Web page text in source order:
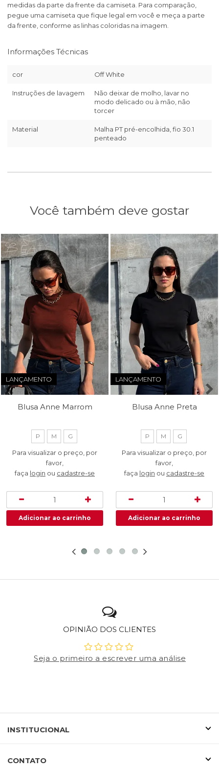
medidas da parte da frente da camiseta. Para comparação,
pegue uma camiseta que fique legal em você e meça a parte
da frente, conforme as linhas coloridas na imagem.
Informações Técnicas
cor Off White
Instruções de lavagem
Não deixar de molho, lavar no
modo delicado ou à mão, não
torcer
Material
Malha PT pré-encolhida, fio 30.1
penteado
Você também deve gostar
LANÇAMENTO
Blusa Anne Marrom
P M G
Para visualizar o preço, por
favor,
faça login ou cadastre-se
LANÇAMENTO
Blusa Anne Preta
P M G
Para visualizar o preço, por
favor,
faça login ou cadastre-se
OPINIÃO DOS CLIENTES
Seja o primeiro a escrever uma análise
INSTITUCIONAL
CONTATO